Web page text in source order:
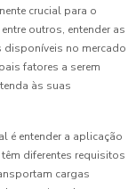
crucial para o
outros, entender as
disponíveis no mercado
fatores a serem
às suas
é entender a aplicação
diferentes requisitos
cargas